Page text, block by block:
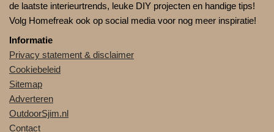
de laatste interieurtrends, leuke DIY projecten en handige tips!
Volg Homefreak ook op social media voor nog meer inspiratie!
Informatie
Privacy statement & disclaimer
Cookiebeleid
Sitemap
Adverteren
OutdoorSjim.nl
Contact